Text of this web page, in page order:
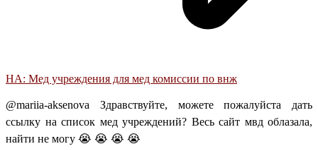
НА: Мед учреждения для мед комиссии по внж
@mariia-aksenova Здравствуйте, можете пожалуйста дать
ссылку на список мед учреждений? Весь сайт мвд облазала,
найти не могу 😭 😭 😭 😭